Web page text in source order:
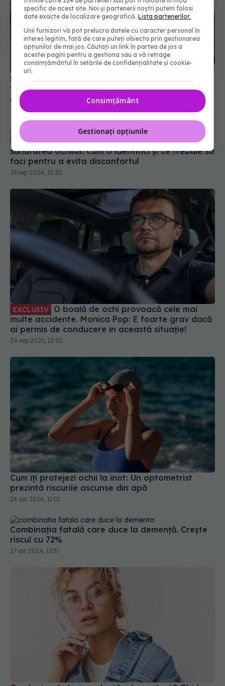
Menopauza, impact asupra sănătății oculare.
Vederea încețoșată și ochii uscați, simptomele
mai puțin cunoscute
27 sep 2024, 19:28
Fotofobia, un semnal de alarmă pentru
sănătatea ochilor. Cum o identifici și ce trebuie să
faci pentru a evita disconfortul
29 sep 2024, 10:30
multe accidente. Monica Pop: E foarte grav dacă
ai permis de conducere în această situație!
24 sep 2025, 12:03
Cum îți protejezi ochii la înot: Un optometrist
prezintă riscurile ascunse din apă
26 iun 2026, 11:01
Combinația fatală care duce la demență. Crește
riscul cu 72%
27 ian 2024, 13:37
Ce alegi: ochelari sau lentile de contact? Ghid
specific de acest site. Noi și partenerii noștri putem folosi
date exacte de localizare geografică.Lista partenerilor.
Unii furnizori vă pot prelucra datele cu caracter personal în
interes legitim, față de care puteți obiecta prin gestionarea
opțiunilor de mai jos. Căutați un link în partea de jos a
acestei pagini pentru a gestiona sau a vă retrage
consimțământul în setările de confidențialitate și cookie-
uri.
Consimțământ
Gestionați opțiunile